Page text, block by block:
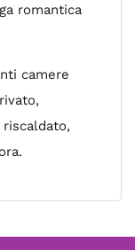
romantica
camere